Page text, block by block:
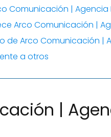
Comunicación | Agencia
Arco Comunicación |
de Arco Comunicación |
a otros
|